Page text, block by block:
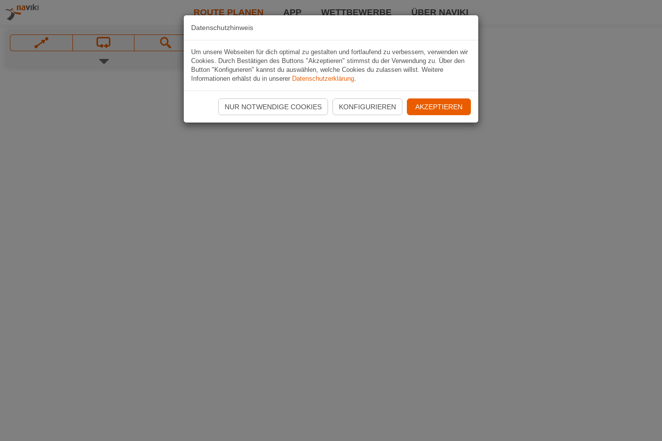
ROUTE PLANEN APP WETTBEWERBE ÜBER NAVIKI
Datenschutzhinweis
Um unsere Webseiten für dich optimal zu gestalten und fortlaufend zu verbessern, verwenden wir
Cookies. Durch Bestätigen des Buttons "Akzeptieren" stimmst du der Verwendung zu. Über den
Button "Konfigurieren" kannst du auswählen, welche Cookies du zulassen willst. Weitere
Informationen erhälst du in unserer Datenschutzerklärung.
NUR NOTWENDIGE COOKIES KONFIGURIEREN AKZEPTIEREN